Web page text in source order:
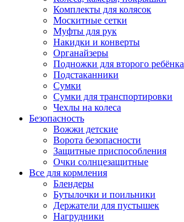
Комплекты для колясок
Москитные сетки
Муфты для рук
Накидки и конверты
Органайзеры
Подножки для второго ребёнка
Подстаканники
Сумки
Сумки для транспортировки
Чехлы на колеса
Безопасность
Вожжи детские
Ворота безопасности
Защитные приспособления
Очки солнцезащитные
Все для кормления
Блендеры
Бутылочки и поильники
Держатели для пустышек
Нагрудники